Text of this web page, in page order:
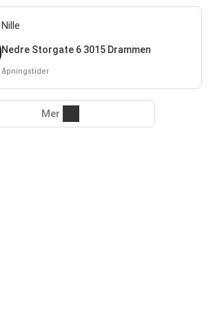
Nille
Nedre Storgate 6 3015 Drammen
åpningstider
Mer